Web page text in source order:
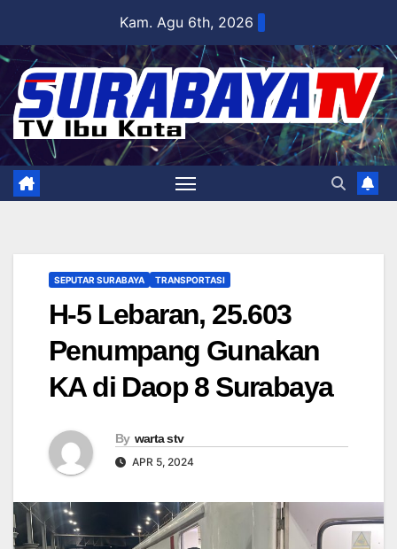
content
Kam. Agu 6th, 2026
SEPUTAR SURABAYA TRANSPORTASI
H-5 Lebaran, 25.603
Penumpang Gunakan
KA di Daop 8 Surabaya
By warta stv
APR 5, 2024